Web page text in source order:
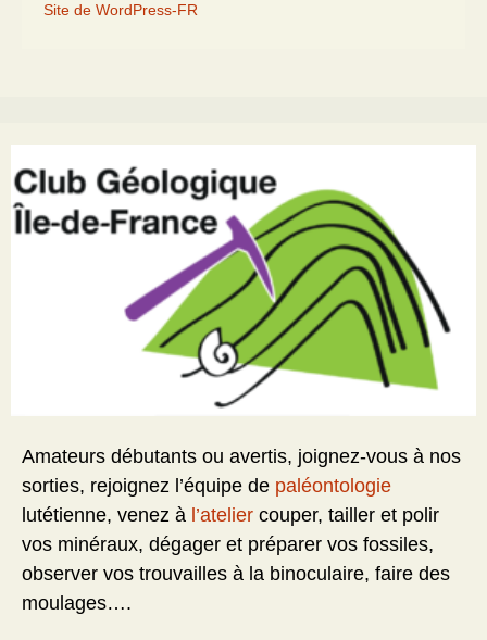
Site de WordPress-FR
Amateurs débutants ou avertis, joignez-vous à nos
sorties, rejoignez l’équipe de paléontologie
lutétienne, venez à l’atelier couper, tailler et polir
vos minéraux, dégager et préparer vos fossiles,
observer vos trouvailles à la binoculaire, faire des
moulages….